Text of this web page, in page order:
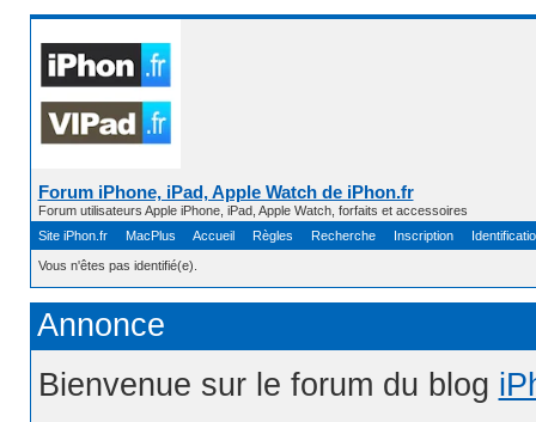
Forum iPhone, iPad, Apple Watch de iPhon.fr
Forum utilisateurs Apple iPhone, iPad, Apple Watch, forfaits et accessoires
Site iPhon.fr
MacPlus Accueil Règles Recherche Inscription
Vous n'êtes pas identifié(e).
Annonce
Bienvenue sur le forum du blog